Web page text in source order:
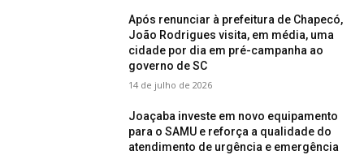
Após renunciar à prefeitura de Chapecó,
João Rodrigues visita, em média, uma
cidade por dia em pré-campanha ao
governo de SC
14 de julho de 2026
Joaçaba investe em novo equipamento
para o SAMU e reforça a qualidade do
atendimento de urgência e emergência